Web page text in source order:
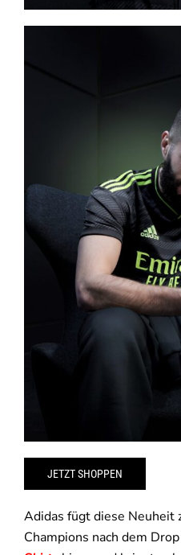
JETZT SHOPPEN
Adidas fügt diese Neuheit
Champions nach dem